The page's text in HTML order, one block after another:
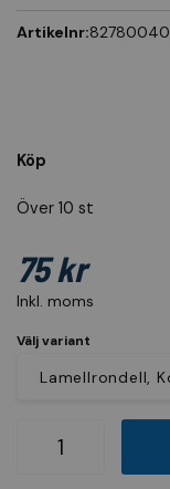
Artikelnr:82780040
Köp
Över 10 st
Inkl. moms
75 kr
Välj variant